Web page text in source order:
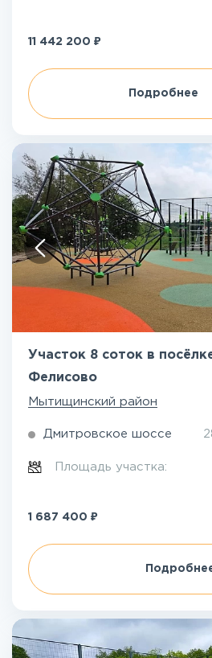
11 442 200 ₽
Подробнее
Участок 8 соток в
Фелисово
Мытищинский район
Дмитровское шоссе
Площадь участка:
1 687 400 ₽